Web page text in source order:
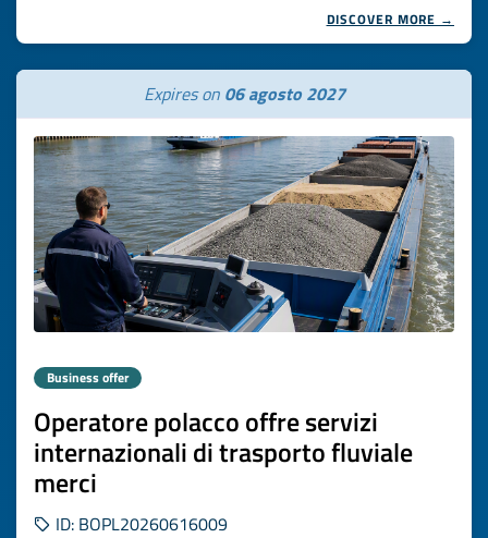
DISCOVER MORE →
Expires on 06 agosto 2027
Business offer
Operatore polacco offre servizi
internazionali di trasporto fluviale
merci
ID: BOPL20260616009